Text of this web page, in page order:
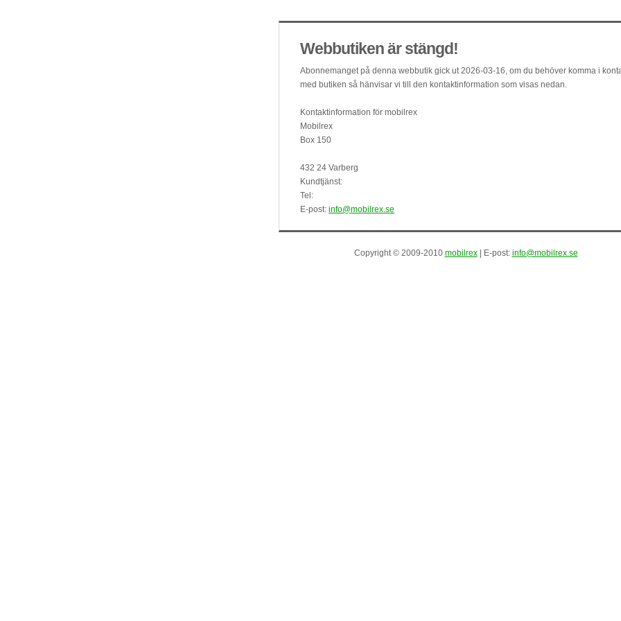
Webbutiken är stängd!
Abonnemanget på denna webbutik gick ut 2026-03-16, om du behöver komma i
med butiken så hänvisar vi till den kontaktinformation som visas nedan.
Kontaktinformation för mobilrex
Mobilrex
Box 150
432 24 Varberg
Kundtjänst:
Tel:
E-post: info@mobilrex.se
Copyright © 2009-2010 mobilrex| E-post: info@mobilrex.se